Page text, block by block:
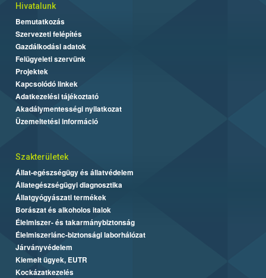
Hivatalunk
Bemutatkozás
Szervezeti felépítés
Gazdálkodási adatok
Felügyeleti szervünk
Projektek
Kapcsolódó linkek
Adatkezelési tájékoztató
Akadálymentességi nyilatkozat
Üzemeltetési információ
Szakterületek
Állat-egészségügy és állatvédelem
Állategészségügyi diagnosztika
Állatgyógyászati termékek
Borászat és alkoholos italok
Élelmiszer- és takarmánybiztonság
Élelmiszerlánc-biztonsági laborhálózat
Járványvédelem
Kiemelt ügyek, EUTR
Kockázatkezelés